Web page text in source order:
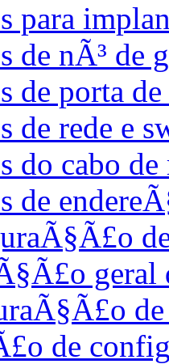
para
de nÃ³ de
de porta de
de rede e
do cabo de
de
geral
de
de